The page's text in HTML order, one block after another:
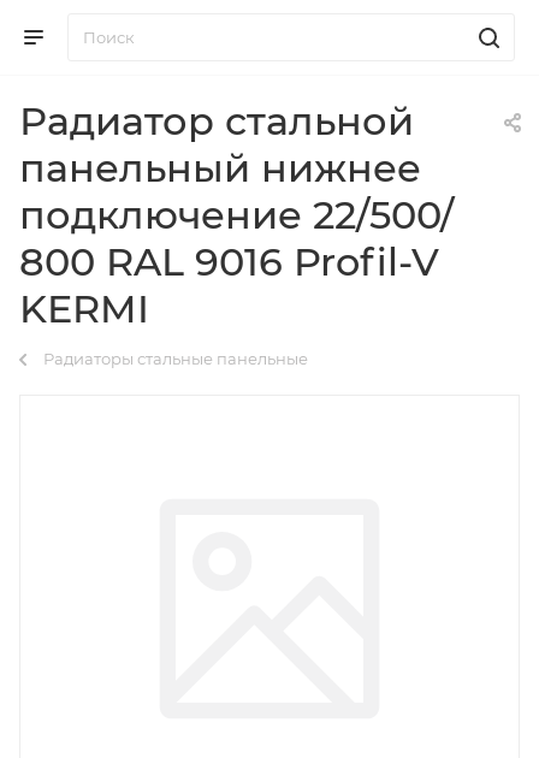
Радиатор стальной
панельный нижнее
подключение 22/500/
800 RAL 9016 Profil-V
KERMI
Радиаторы стальные панельные